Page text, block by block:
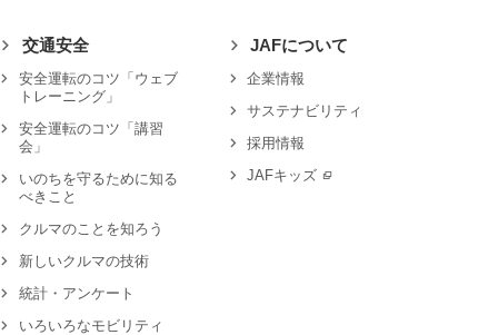
交通安全
安全運転のコツ「ウェブ
トレーニング」
安全運転のコツ「講習
会」
いのちを守るために知る
べきこと
クルマのことを知ろう
新しいクルマの技術
統計・アンケート
いろいろなモビリティ
JAFについて
企業情報
サステナビリティ
採用情報
JAFキッズ